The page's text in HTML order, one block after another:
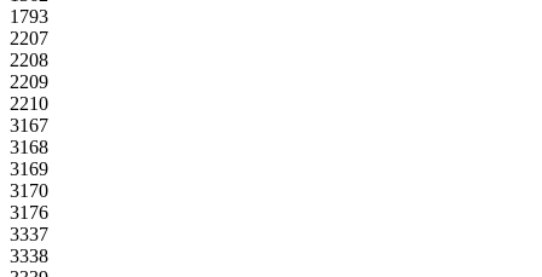
1793
2207
2208
2209
2210
3167
3168
3169
3170
3176
3337
3338